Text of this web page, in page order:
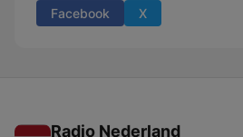
Facebook X
Radio Nederland